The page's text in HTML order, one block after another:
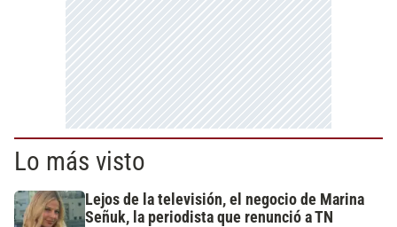
Lo más visto
Lejos de la televisión, el negocio de Marina
Señuk, la periodista que renunció a TN